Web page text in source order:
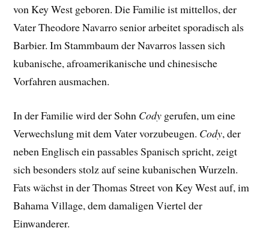
von Key West geboren. Die Familie ist mittellos, der
Vater Theodore Navarro senior arbeitet sporadisch als
Barbier. Im Stammbaum der Navarros lassen sich
kubanische, afroamerikanische und chinesische
Vorfahren ausmachen.
In der Familie wird der Sohn Cody gerufen, um eine
Verwechslung mit dem Vater vorzubeugen. Cody, der
neben Englisch ein passables Spanisch spricht, zeigt
sich besonders stolz auf seine kubanischen Wurzeln.
Fats wächst in der Thomas Street von Key West auf, im
Bahama Village, dem damaligen Viertel der
Einwanderer.